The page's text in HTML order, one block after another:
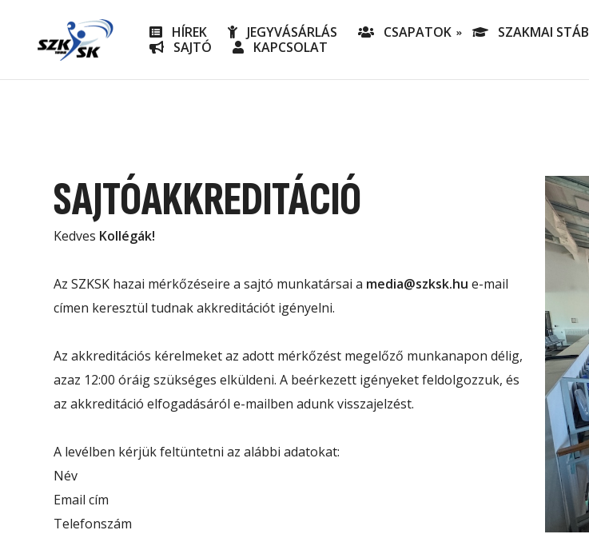
HÍREK JEGYVÁSÁRLÁS CSAPATOK
NB I-es csapatunk
SZAKMAI STÁB
SAJTÓ KAPCSOLAT
SAJTÓAKKREDITÁCIÓ
Kedves Kollégák!
Az SZKSK hazai mérkőzéseire a sajtó munkatársai a media@szksk.hu e-mail
címen keresztül tudnak akkreditációt igényelni.
Az akkreditációs kérelmeket az adott mérkőzést megelőző munkanapon délig,
azaz 12:00 óráig szükséges elküldeni. A beérkezett igényeket feldolgozzuk, és
az akkreditáció elfogadásáról e-mailben adunk visszajelzést.
A levélben kérjük feltüntetni az alábbi adatokat:
Név
Email cím
Telefonszám